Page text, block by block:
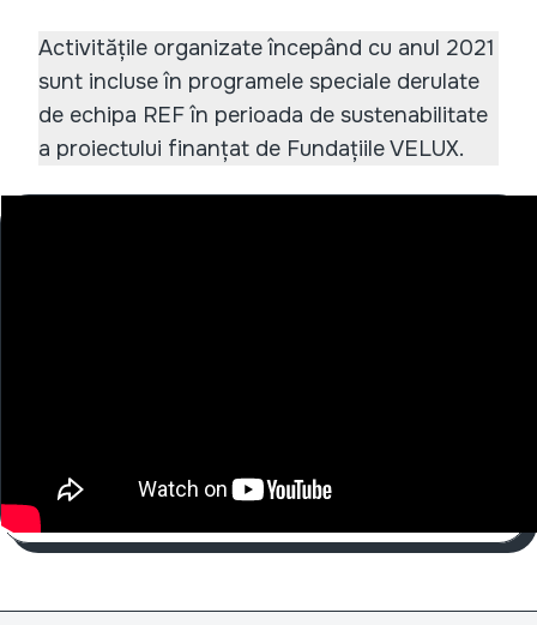
Activitățile organizate începând cu anul 2021
sunt incluse în programele speciale derulate
de echipa REF în perioada de sustenabilitate
a proiectului finanțat de Fundațiile VELUX.